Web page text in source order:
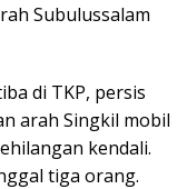
Subulussalam
di TKP, persis
arah Singkil mobil
kendali.
tiga orang.